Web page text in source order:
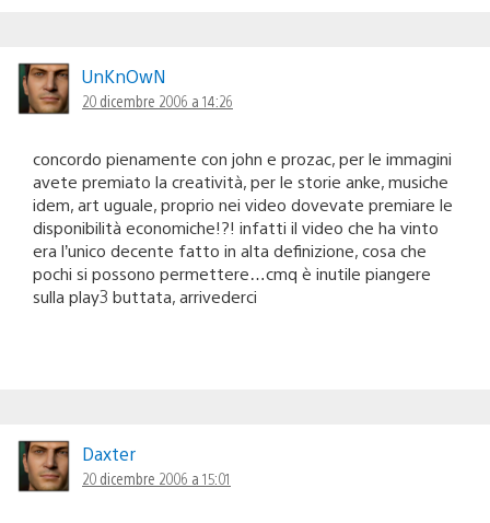
UnKnOwN
20 dicembre 2006 a 14:26
concordo pienamente con john e prozac, per le immagini
avete premiato la creatività, per le storie anke, musiche
idem, art uguale, proprio nei video dovevate premiare le
disponibilità economiche!?! infatti il video che ha vinto
era l’unico decente fatto in alta definizione, cosa che
pochi si possono permettere…cmq è inutile piangere
sulla play3 buttata, arrivederci
Daxter
20 dicembre 2006 a 15:01